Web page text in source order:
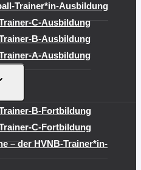
Trainer*in-Ausbildung
C-Ausbildung
B-Ausbildung
A-Ausbildung
B-Fortbildung
C-Fortbildung
– der HVNB-Trainer*in-